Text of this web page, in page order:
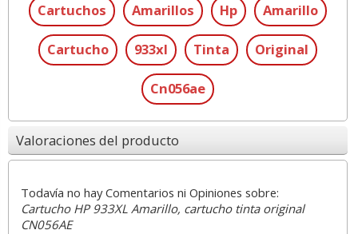
Cartuchos Amarillos Hp Amarillo
Cartucho 933xl Tinta Original
Cn056ae
Valoraciones del producto
Todavía no hay Comentarios ni Opiniones sobre:
Cartucho HP 933XL Amarillo, cartucho tinta original
CN056AE